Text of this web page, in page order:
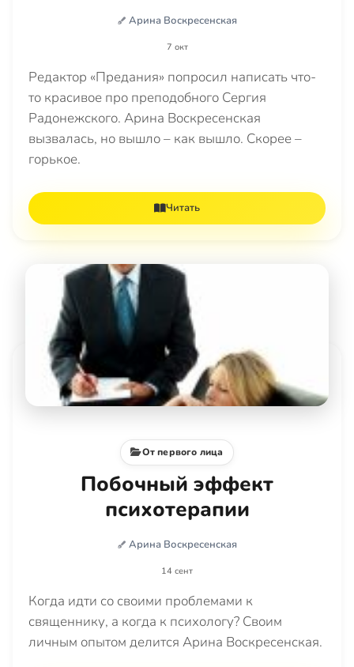
Арина Воскресенская
7 окт
Редактор «Предания» попросил написать что-
то красивое про преподобного Сергия
Радонежского. Арина Воскресенская
вызвалась, но вышло – как вышло. Скорее –
горькое.
Читать
От первого лица
Побочный эффект
психотерапии
Арина Воскресенская
14 сент
Когда идти со своими проблемами к
священнику, а когда к психологу? Своим
личным опытом делится Арина Воскресенская.